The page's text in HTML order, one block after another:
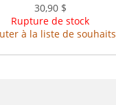
30,90 $
Rupture de stock
à la liste de souhaits